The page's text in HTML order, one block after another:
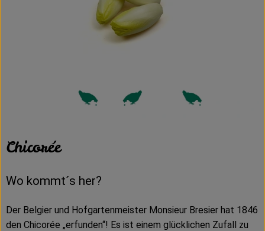
Chicorée
Wo kommt´s her?
Der Belgier und Hofgartenmeister Monsieur Bresier hat 1846
den Chicorée „erfunden“! Es ist einem glücklichen Zufall zu